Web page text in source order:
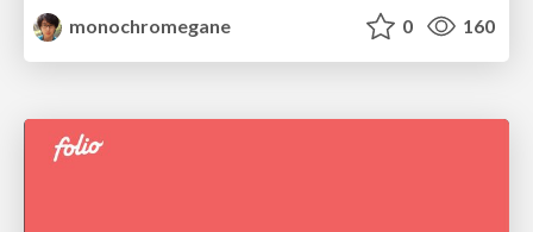
monochromegane
0 160